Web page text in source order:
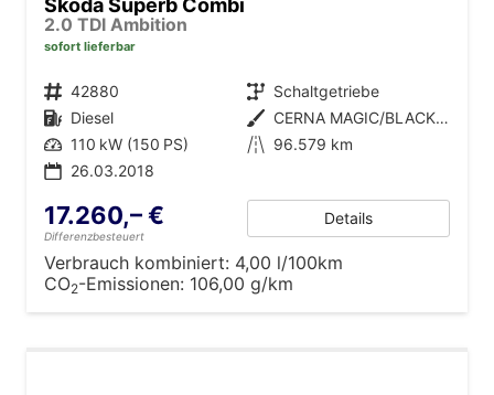
Skoda Superb Combi
2.0 TDI Ambition
sofort lieferbar
Fahrzeugnr. 42880 Getriebe Schaltgetriebe
Kraftstoff Diesel Außenfarbe
CERNA MAGIC/BLACK MAGIC
Leistung 110 kW (150 PS) Kilometerstand 96.579 km
26.03.2018
17.260,– €
Differenzbesteuert
Details
Verbrauch kombiniert: 4,00 l/100km
CO2-Emissionen: 106,00 g/km